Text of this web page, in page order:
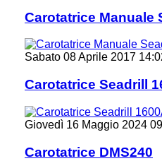
Carotatrice Manuale
Sabato 08 Aprile 2017
Carotatrice Seadrill
Giovedì 16 Maggio 2024
Carotatrice DMS240